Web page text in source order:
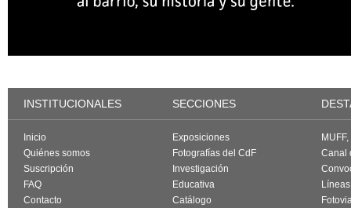
INSTITUCIONALES SECCIONES
Inicio
Quiénes somos
Suscripción
FAQ
Contacto
Exposiciones
Fotografías del CdF
Investigación
Educativa
Catálogo
Canal